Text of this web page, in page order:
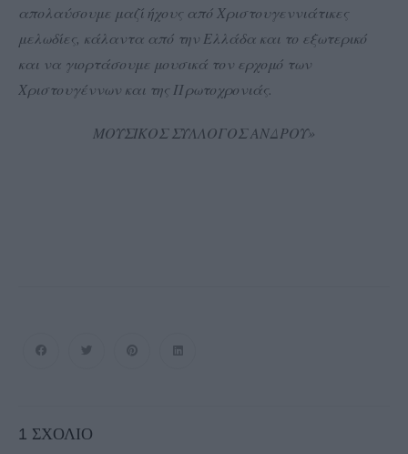
απολαύσουμε μαζί ήχους από Χριστουγεννιάτικες
μελωδίες, κάλαντα από την Ελλάδα και το εξωτερικό
και να γιορτάσουμε μουσικά τον ερχομό των
Χριστουγέννων και της Πρωτοχρονιάς.
ΜΟΥΣΙΚΟΣ ΣΥΛΛΟΓΟΣ ΑΝΔΡΟΥ»
1 ΣΧΌΛΙΟ